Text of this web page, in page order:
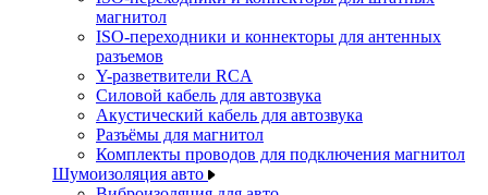
магнитол
ISO-переходники и коннекторы для антенных
разъемов
Y-разветвители RCA
Силовой кабель для автозвука
Акустический кабель для автозвука
Разъёмы для магнитол
Комплекты проводов для подключения магнитол
Шумоизоляция авто